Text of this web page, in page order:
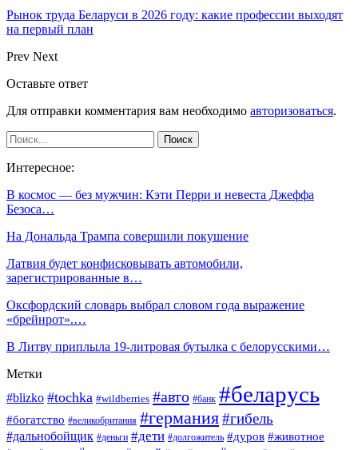
Рынок труда Беларуси в 2026 году: какие профессии выходят
на первый план
Prev Next
Оставьте ответ
Для отправки комментария вам необходимо авторизоваться.
Интересное:
В космос — без мужчин: Кэти Перри и невеста Джеффа
Безоса…
На Дональда Трампа совершили покушение
Латвия будет конфисковывать автомобили,
зарегистрированные в…
Оксфордский словарь выбрал словом года выражение
«брейнрот».…
В Литву приплыла 19-литровая бутылка с белорусскими…
Метки
#blizko #tochka #wildberries #авто #банк #беларусь
#богатство #великобритания #германия#гибель
#дальнобойщик #деньги #дети #долгожитель #дуров #животное